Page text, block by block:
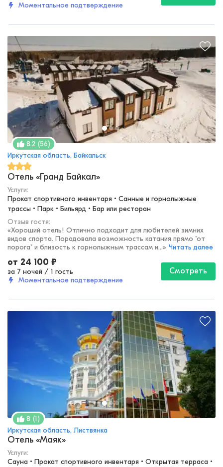
Моментальное подтверждение
8.2 (56)
Иркутская область, Байкальск
Отель «Гранд Байкал»
Услуги:
Прокат спортивного инвентаря • Санные и горнолыжные
трассы • Парк • Бильярд • Бар или ресторан
Отзыв гостя:
«Хороший отель! Отлично подходит для любителей зимних
видов спорта. Порадовала возможность катания прямо "от
порога" и близость к горнолыжным трассам и...» Читать далее
от 24 100 ₽
за 7 ночей / 1 гость
Моментальное подтверждение
Смотреть
8 (1)
Иркутская область, Листвянка
Отель «Маяк»
Услуги:
Сауна • Прокат спортивного инвентаря • Открытая терраса •